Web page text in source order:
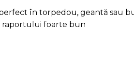
în torpedou, geantă sau
raportului foarte bun